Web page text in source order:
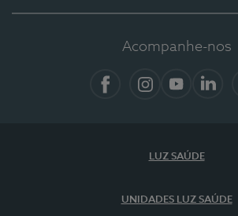
Acompanhe-nos
LUZ SAÚDE
UNIDADES LUZ SAÚDE